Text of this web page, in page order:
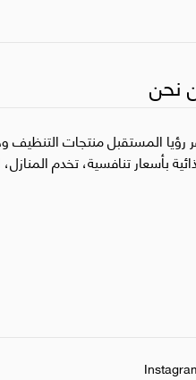
نحن
رؤيا المستقبل منتجات التنظيف
بأسعار تنافسية، تخدم